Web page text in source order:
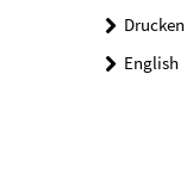
Drucken
English